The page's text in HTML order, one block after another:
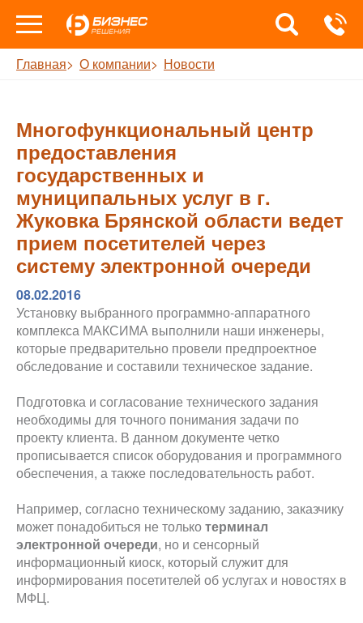
Главная О компании Новости
Многофункциональный центр
предоставления
государственных и
муниципальных услуг в г.
Жуковка Брянской области ведет
прием посетителей через
систему электронной очереди
08.02.2016
Установку выбранного программно-аппаратного
комплекса МАКСИМА выполнили наши инженеры,
которые предварительно провели предпроектное
обследование и составили техническое задание.
Подготовка и согласование технического задания
необходимы для точного понимания задачи по
проекту клиента. В данном документе четко
прописывается список оборудования и программного
обеспечения, а также последовательность работ.
Например, согласно техническому заданию, заказчику
может понадобиться не толькотерминал
электронной очереди, но и сенсорный
информационный киоск, который служит для
информирования посетителей об услугах и новостях в
МФЦ.